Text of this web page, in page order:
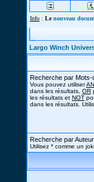
Info : Lenouveau
Largo Winch
Recherche par Mots-
Vous pouvez utiliser
dans les résultats, OR
les résultats et NOT
dans les résultats.
Recherche par
Utilisez * comme un